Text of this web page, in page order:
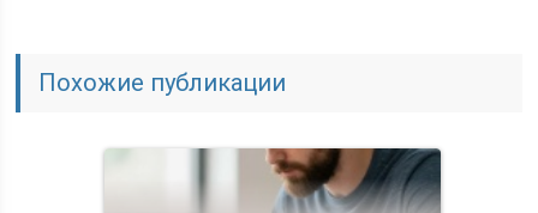
Похожие публикации